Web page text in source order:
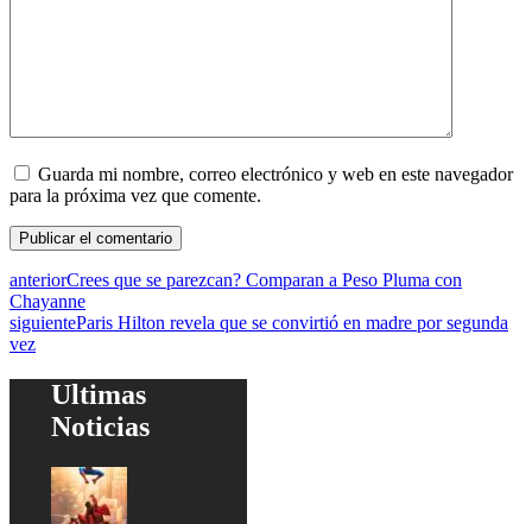
Guarda mi nombre, correo electrónico y web en este navegador
para la próxima vez que comente.
anteriorCrees que se parezcan? Comparan a Peso Pluma con
Chayanne
siguienteParis Hilton revela que se convirtió en madre por segunda
vez
Ultimas
Noticias